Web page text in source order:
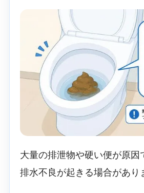
大量の排泄物や硬い便が原因
排水不良が起きる場合があり